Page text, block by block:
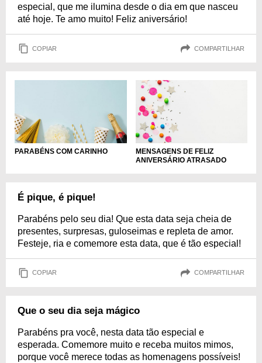
especial, que me ilumina desde o dia em que nasceu
até hoje. Te amo muito! Feliz aniversário!
COPIAR COMPARTILHAR
PARABÉNS COM CARINHO
MENSAGENS DE FELIZ
ANIVERSÁRIO ATRASADO
É pique, é pique!
Parabéns pelo seu dia! Que esta data seja cheia de
presentes, surpresas, guloseimas e repleta de amor.
Festeje, ria e comemore esta data, que é tão especial!
COPIAR COMPARTILHAR
Que o seu dia seja mágico
Parabéns pra você, nesta data tão especial e
esperada. Comemore muito e receba muitos mimos,
porque você merece todas as homenagens possíveis!